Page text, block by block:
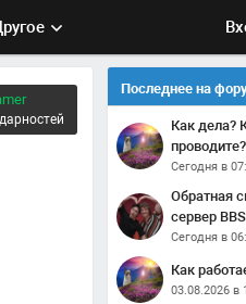
Последнее на
Как дела? Как лето
проводите?
Сегодня в
Обратная связь по ботам -
сервер BBS
Сегодня в
Как
03.08.2026 в